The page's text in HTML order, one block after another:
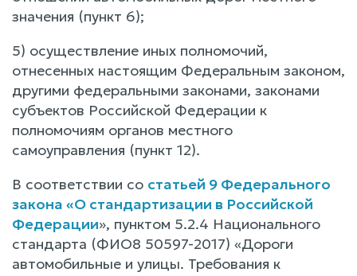
значения (пункт 6);
5) осуществление иных полномочий,
отнесенных настоящим Федеральным законом,
другими федеральными законами, законами
субъектов Российской Федерации к
полномочиям органов местного
самоуправления (пункт 12).
В соответствии со статьей 9 Федерального
закона «О стандартизации в Российской
Федерации», пунктом 5.2.4 Национального
стандарта (ФИО8 50597-2017) «Дороги
автомобильные и улицы. Требования к